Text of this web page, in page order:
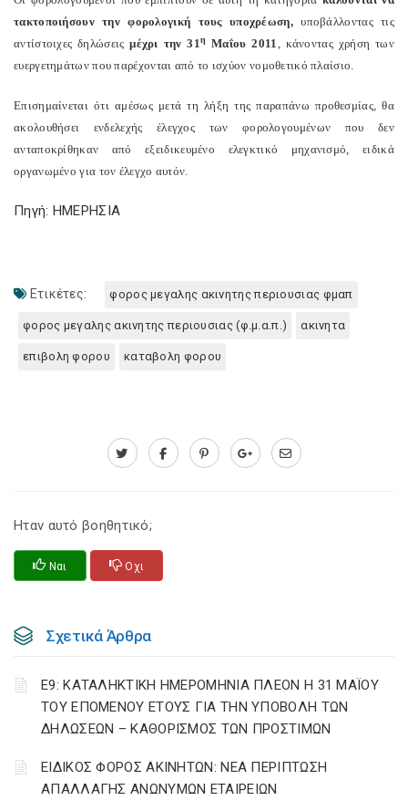
τακτοποιήσουν την φορολογική τους υποχρέωση, υποβάλλοντας τις
αντίστοιχες δηλώσειςμέχρι την 31η Μαΐου 2011, κάνοντας χρήση των
ευεργετημάτων που παρέχονται από το ισχύον νομοθετικό πλαίσιο.
Επισημαίνεται ότι αμέσως μετά τη λήξη της παραπάνω προθεσμίας, θα
ακολουθήσει ενδελεχής έλεγχος των φορολογουμένων που δεν
ανταποκρίθηκαν από εξειδικευμένο ελεγκτικό μηχανισμό, ειδικά
οργανωμένο για τον έλεγχο αυτόν.
Πηγή: ΗΜΕΡΗΣΙΑ
Ετικέτες: φορος μεγαλης ακινητης περιουσιας φμαπ
φορος μεγαλης ακινητης περιουσιας (φ.μ.α.π.) ακινητα
επιβολη φορου καταβολη φορου
Ηταν αυτό βοηθητικό;
Ναι Οχι
Σχετικά Άρθρα
Ε9: ΚΑΤΑΛΗΚΤΙΚΗ ΗΜΕΡΟΜΗΝΙΑ ΠΛΕΟΝ Η 31 ΜΑΪΟΥ
ΤΟΥ ΕΠΟΜΕΝΟΥ ΕΤΟΥΣ ΓΙΑ ΤΗΝ ΥΠΟΒΟΛΗ ΤΩΝ
ΔΗΛΩΣΕΩΝ – ΚΑΘΟΡΙΣΜΟΣ ΤΩΝ ΠΡΟΣΤΙΜΩΝ
ΕΙΔΙΚΟΣ ΦΟΡΟΣ ΑΚΙΝΗΤΩΝ: ΝΕΑ ΠΕΡΙΠΤΩΣΗ
ΑΠΑΛΛΑΓΗΣ ΑΝΩΝΥΜΩΝ ΕΤΑΙΡΕΙΩΝ